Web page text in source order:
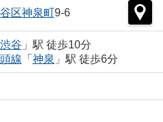
区神泉町9-6
渋谷 」駅 徒歩10分
線 「 神泉 」駅 徒歩6分